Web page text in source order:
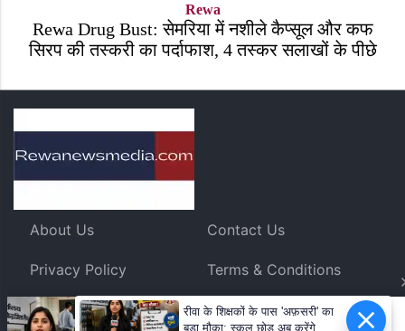
Rewa
Rewa Drug Bust: सेमरिया में नशीले कैप्सूल और कफ
सिरप की तस्करी का पर्दाफाश, 4 तस्कर सलाखों के पीछे
About Us Contact Us
Privacy Policy Terms & Conditions
RSS FEEDS
रीवा के शिक्षकों के पास 'अफ़सरी' का
बड़ा मौका: स्कूल छोड़ अब करेंगे